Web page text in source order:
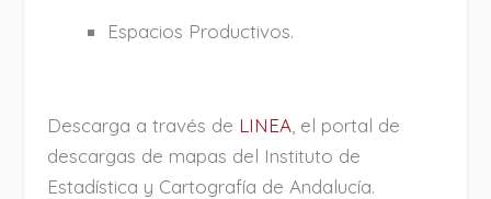
Espacios Productivos.
Descarga a través de LINEA, el portal de
descargas de mapas del Instituto de
Estadística y Cartografía de Andalucía.